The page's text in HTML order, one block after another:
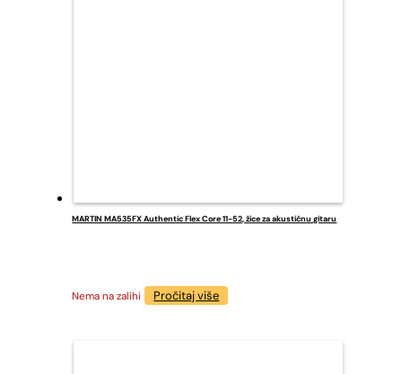
MARTIN MA535FX Authentic Flex Core 11-52, žice za akustičnu gitaru
Nema na zalihi Pročitaj više